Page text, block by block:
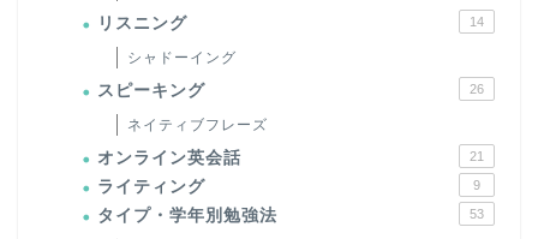
リスニング 14
シャドーイング
スピーキング 26
ネイティブフレーズ
オンライン英会話 21
ライティング 9
タイプ・学年別勉強法 53